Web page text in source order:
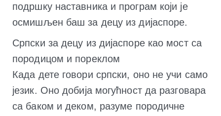
подршку наставника и програм који је
осмишљен баш за децу из дијаспоре.
Српски за децу из дијаспоре као мост са
породицом и пореклом
Када дете говори српски, оно не учи само
језик. Оно добија могућност да разговара
са баком и деком, разуме породичне